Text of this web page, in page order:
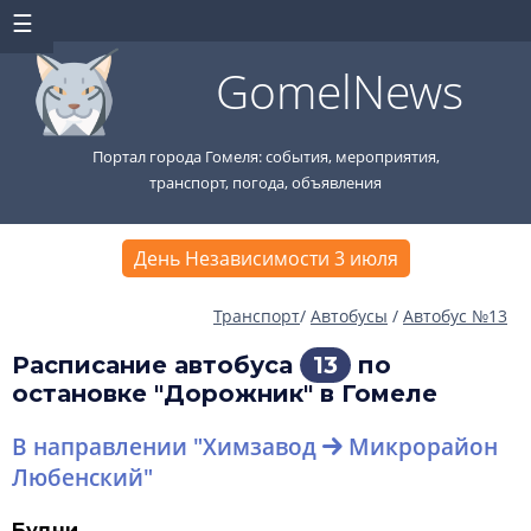
GomelNews
Портал города Гомеля: события, мероприятия,
транспорт, погода, объявления
День Независимости 3 июля
Транспорт/ Автобусы / Автобус №13
Расписание автобуса 13
по
остановке "Дорожник" в Гомеле
В направлении "Химзавод
Микрорайон
Любенский"